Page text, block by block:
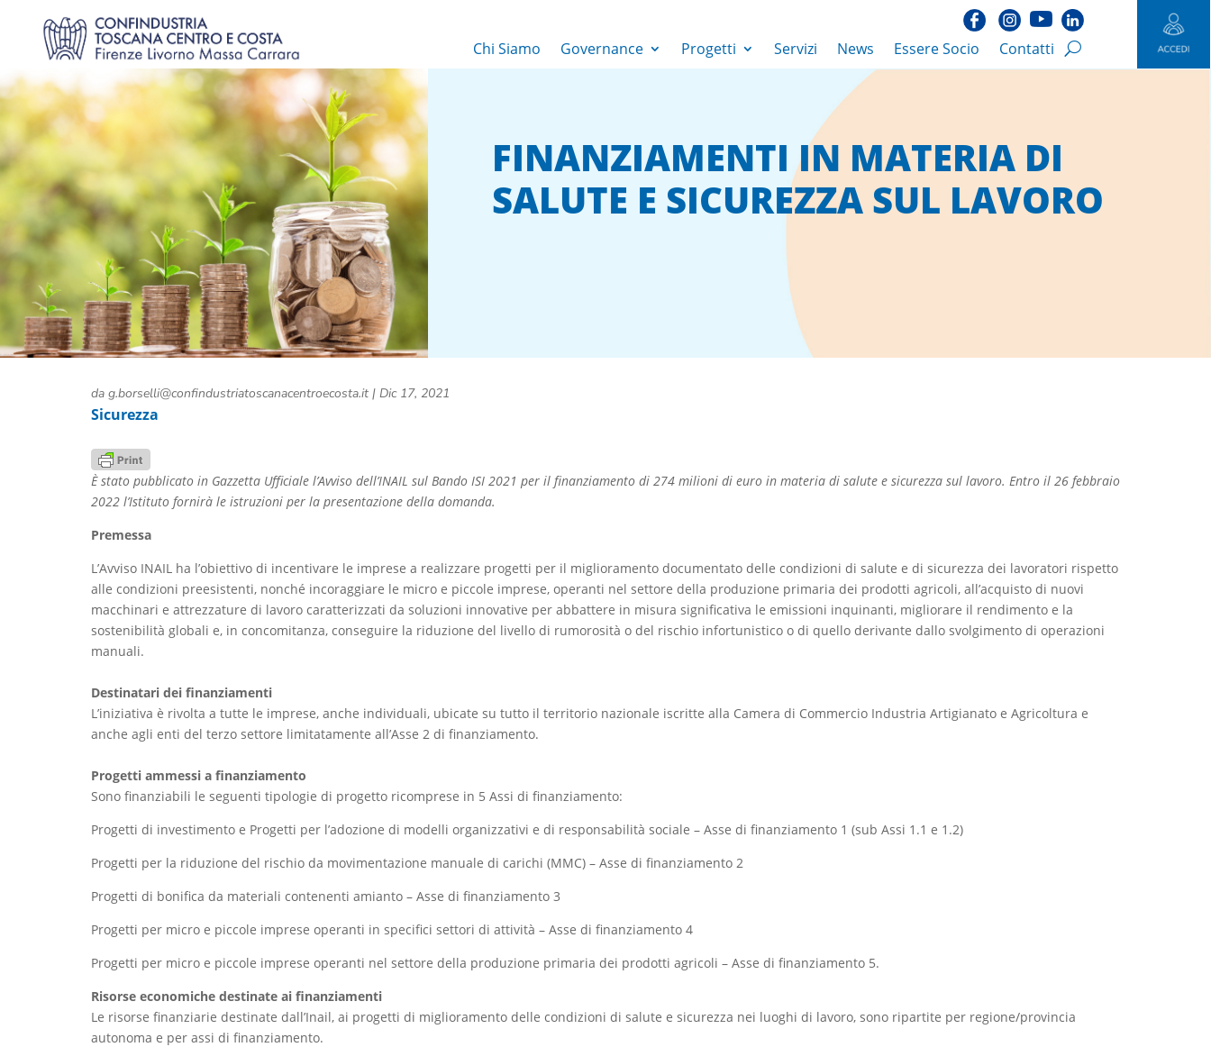
Chi Siamo Governance Progetti Servizi News Essere Socio Contatti
FINANZIAMENTI IN MATERIA DI
SALUTE E SICUREZZA SUL LAVORO
da g.borselli@confindustriatoscanacentroecosta.it| Dic 17, 2021
Sicurezza
È stato pubblicato in Gazzetta Ufficiale l’Avviso dell’INAIL sul Bando ISI 2021 per il finanziamento di 274 milioni di euro in materia di salute e sicurezza sul lavoro. Entro il 26 febbraio
2022 l’Istituto fornirà le istruzioni per la presentazione della domanda.
Premessa
L’Avviso INAIL ha l’obiettivo di incentivare le imprese a realizzare progetti per il miglioramento documentato delle condizioni di salute e di sicurezza dei lavoratori rispetto
alle condizioni preesistenti, nonché incoraggiare le micro e piccole imprese, operanti nel settore della produzione primaria dei prodotti agricoli, all’acquisto di nuovi
macchinari e attrezzature di lavoro caratterizzati da soluzioni innovative per abbattere in misura significativa le emissioni inquinanti, migliorare il rendimento e la
sostenibilità globali e, in concomitanza, conseguire la riduzione del livello di rumorosità o del rischio infortunistico o di quello derivante dallo svolgimento di operazioni
manuali.
Destinatari dei finanziamenti
L’iniziativa è rivolta a tutte le imprese, anche individuali, ubicate su tutto il territorio nazionale iscritte alla Camera di Commercio Industria Artigianato e Agricoltura e
anche agli enti del terzo settore limitatamente all’Asse 2 di finanziamento.
Progetti ammessi a finanziamento
Sono finanziabili le seguenti tipologie di progetto ricomprese in 5 Assi di finanziamento:
Progetti di investimento e Progetti per l’adozione di modelli organizzativi e di responsabilità sociale – Asse di finanziamento 1 (sub Assi 1.1 e 1.2)
Progetti per la riduzione del rischio da movimentazione manuale di carichi (MMC) – Asse di finanziamento 2
Progetti di bonifica da materiali contenenti amianto – Asse di finanziamento 3
Progetti per micro e piccole imprese operanti in specifici settori di attività – Asse di finanziamento 4
Progetti per micro e piccole imprese operanti nel settore della produzione primaria dei prodotti agricoli – Asse di finanziamento 5.
Risorse economiche destinate ai finanziamenti
Le risorse finanziarie destinate dall’Inail, ai progetti di miglioramento delle condizioni di salute e sicurezza nei luoghi di lavoro, sono ripartite per regione/provincia
autonoma e per assi di finanziamento.